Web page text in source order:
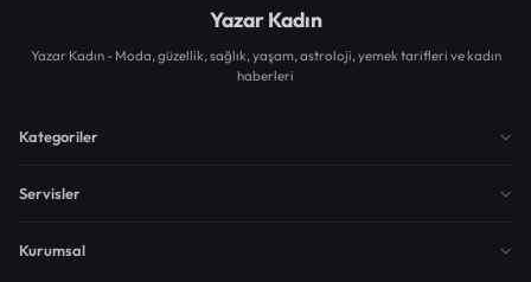
Yazar Kadın
Yazar Kadın - Moda, güzellik, sağlık, yaşam, astroloji, yemek tarifleri ve kadın
haberleri
Kategoriler
Servisler
Kurumsal